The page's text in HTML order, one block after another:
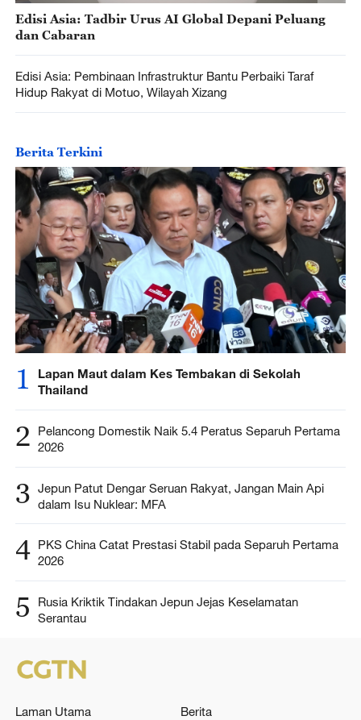
Edisi Asia: Tadbir Urus AI Global Depani Peluang
dan Cabaran
Edisi Asia: Pembinaan Infrastruktur Bantu Perbaiki Taraf
Hidup Rakyat di Motuo, Wilayah Xizang
Berita Terkini
1
Lapan Maut dalam Kes Tembakan di Sekolah
Thailand
2
Pelancong Domestik Naik 5.4 Peratus Separuh Pertama
2026
3 Jepun Patut Dengar Seruan Rakyat, Jangan Main Api
dalam Isu Nuklear: MFA
4 PKS China Catat Prestasi Stabil pada Separuh Pertama
2026
5
Rusia Kriktik Tindakan Jepun Jejas Keselamatan
Serantau
Laman Utama
Berita